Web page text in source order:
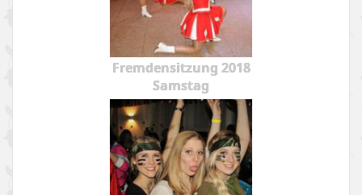
Fremdensitzung 2018
Samstag